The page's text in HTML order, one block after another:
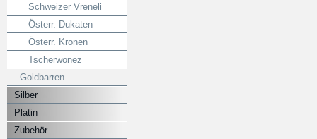
Schweizer Vreneli
Österr. Dukaten
Österr. Kronen
Tscherwonez
Goldbarren
Silber
Platin
Zubehör